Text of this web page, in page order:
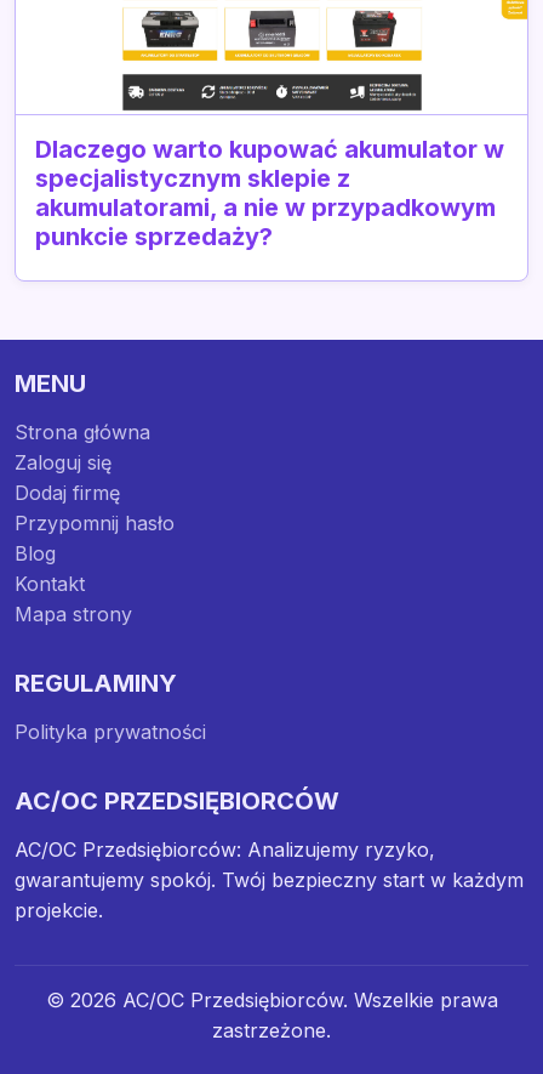
Dlaczego warto kupować akumulator w
specjalistycznym sklepie z
akumulatorami, a nie w przypadkowym
punkcie sprzedaży?
MENU
Strona główna
Zaloguj się
Dodaj firmę
Przypomnij hasło
Blog
Kontakt
Mapa strony
REGULAMINY
Polityka prywatności
AC/OC PRZEDSIĘBIORCÓW
AC/OC Przedsiębiorców: Analizujemy ryzyko,
gwarantujemy spokój. Twój bezpieczny start w każdym
projekcie.
© 2026 AC/OC Przedsiębiorców. Wszelkie prawa
zastrzeżone.